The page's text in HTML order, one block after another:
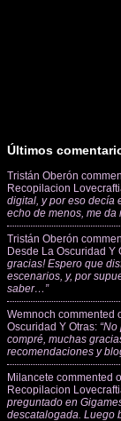
Últimos
Tristán Oberón
Recopilacion
digital, y por eso decía
echo de menos, me
Tristán Oberón
Desde La Oscuridad Y
gracias! Espero que
escenarios, y, por
saber…”
Wemnoch commented
Oscuridad Y Otras:
compré, muchas
recomendaciones y
Milancete commented
Recopilacion
preguntado en
descatalogada. Luego